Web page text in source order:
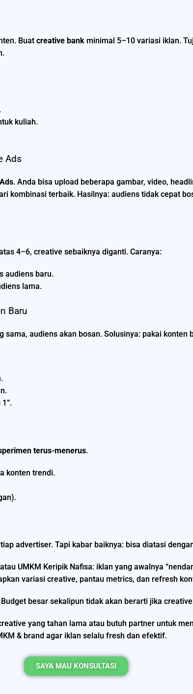
Buat creative bank minimal 5–10 variasi iklan.
kuliah.
Ads
. Anda bisa upload beberapa gambar, video,
kombinasi terbaik. Hasilnya: audiens tidak cepat
4–6, creative sebaiknya diganti. Caranya:
audiens baru.
lama.
Baru
sama, audiens akan bosan. Solusinya: pakai konten
terus-menerus.
konten trendi.
advertiser. Tapi kabar baiknya: bisa diatasi
UMKM Keripik Nafisa: iklan yang awalnya
variasi creative, pantau metrics, dan refresh
Budget besar sekalipun tidak akan berarti jika
yang tahan lama atau butuh partner untuk
& brand agar iklan selalu fresh dan efektif.
SAYA MAU KONSULTASI